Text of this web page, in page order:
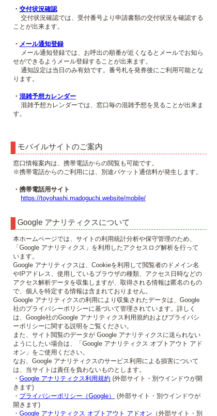
・ 交付状況確認
交付状況確認では、受付番号より申請書類の交付状況を確認する
ことが出来ます。
・ メール通知登録
メール通知登録では、お呼出の順番が近くなるとメールでお知ら
せができるようメール登録することが出来ます。
通知設定は当日のみ有効です。番号札を発券後にご利用可能とな
ります。
・ 混雑予想カレンダー
混雑予想カレンダーでは、窓口毎の混雑予想を見ることが出来ま
す。
モバイルサイトのご案内
窓口情報案内は、携帯電話からの閲覧も可能です。
※携帯電話からのご利用には、別途パケット通信料が発生します。
・携帯電話用サイト
https://toyohashi.madoguchi.website/mobile/
Google アナリティクスについて
本ホームページでは、サイトの利用統計分析や保守管理のため、
「Google アナリティクス」を利用したアクセスログ解析を行って
います。
Google アナリティクスは、Cookieを利用して閲覧者のドメイン名
やIPアドレス、使用しているブラウザの種類、アクセス日時などの
アクセス解析データを収集しますが、取得される情報は匿名のもの
で、個人を特定する情報は含まれておりません。
Google アナリティクスの利用により収集されたデータは、Google
社のプライバシーポリシーに基づいて管理されています。詳しく
は、Google社のGoogle アナリティクス利用規約およびプライバシ
ーポリシーに関する説明をご覧ください。
また、サイト閲覧のデータが Google アナリティクスに送られない
ようにしたい場合は、「Google アナリティクス オプトアウト アド
オン」をご使用ください。
なお、Google アナリティクスのサービス利用による損害について
は、当サイトは責任を負わないものとします。
・ Google アナリティクス利用規約 (外部サイト・別ウインドウが開
きます)
・ プライバシーポリシー（Google）
(外部サイト・別ウインドウが
開きます)
・ Google アナリティクス オプトアウト アドオン （外部サイト・別